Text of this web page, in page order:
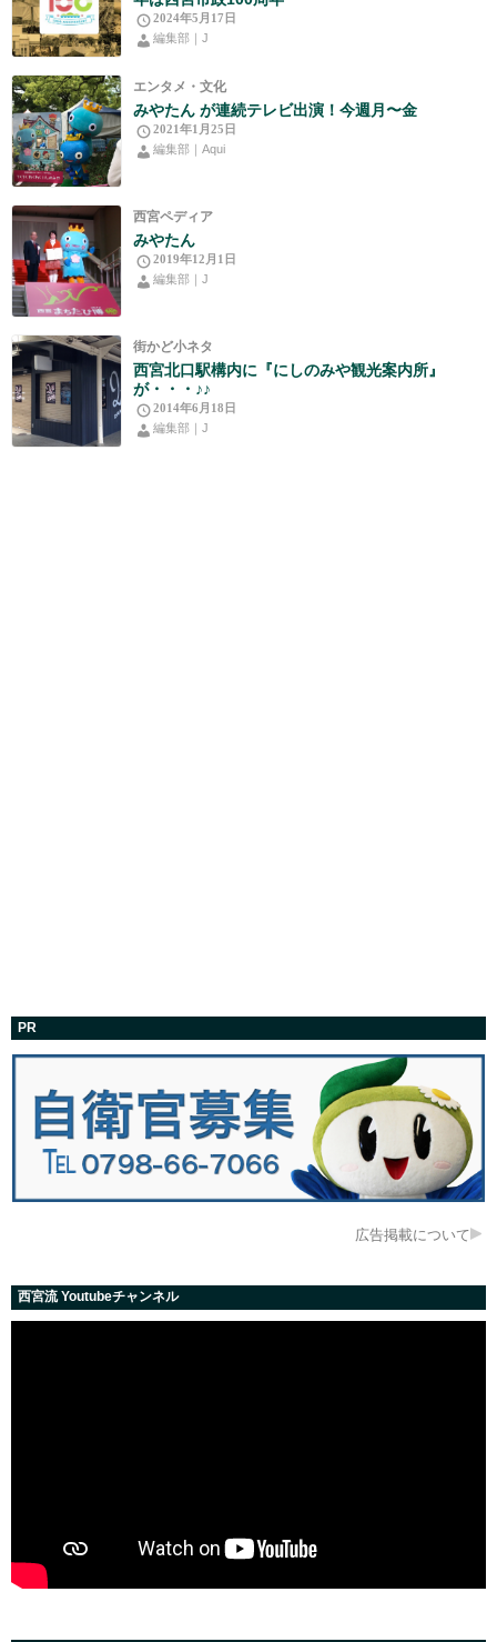
2024年5月17日
編集部｜J
エンタメ・文化
みやたん が連続テレビ出演！今週月〜金
2021年1月25日
編集部｜Aqui
西宮ペディア
みやたん
2019年12月1日
編集部｜J
街かど小ネタ
西宮北口駅構内に『にしのみや観光案内所』
が・・・♪♪
2014年6月18日
編集部｜J
PR
広告掲載について
西宮流 Youtubeチャンネル